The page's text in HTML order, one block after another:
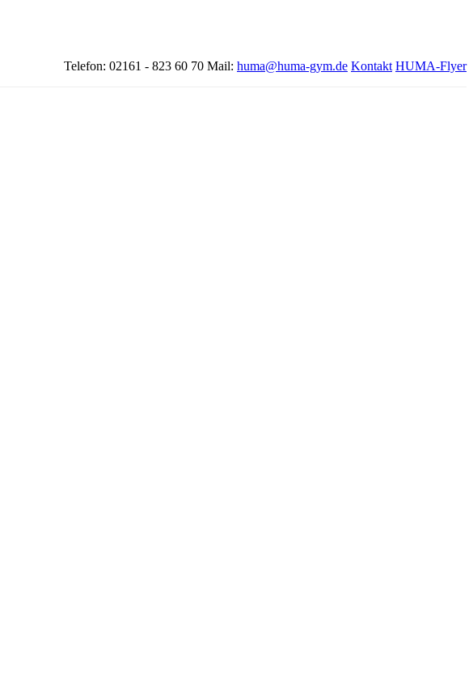
Telefon: 02161 - 823 60 70 Mail: huma@huma-gym.de Kontakt HUMA-Flyer